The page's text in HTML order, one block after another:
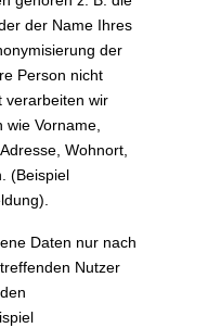
der Name Ihres
der
Person nicht
verarbeiten wir
wie Vorname,
Wohnort,
(Beispiel
Daten nur nach
Nutzer